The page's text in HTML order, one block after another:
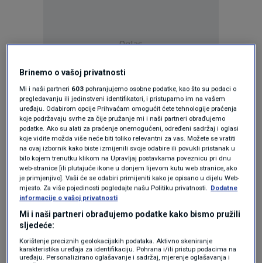
Oglas
Oglas
Brinemo o vašoj privatnosti
Mi i naši partneri 603 pohranjujemo osobne podatke, kao što su podaci o
pregledavanju ili jedinstveni identifikatori, i pristupamo im na vašem
uređaju. Odabirom opcije Prihvaćam omogućit ćete tehnologije praćenja
koje podržavaju svrhe za čije pružanje mi i naši partneri obrađujemo
podatke. Ako su alati za praćenje onemogućeni, određeni sadržaj i oglasi
koje vidite možda više neće biti toliko relevantni za vas. Možete se vratiti
na ovaj izbornik kako biste izmijenili svoje odabire ili povukli pristanak u
bilo kojem trenutku klikom na Upravljaj postavkama poveznicu pri dnu
web-stranice [ili plutajuće ikone u donjem lijevom kutu web stranice, ako
je primjenjivo]. Vaši će se odabiri primijeniti kako je opisano u dijelu Web-
mjesto. Za više pojedinosti pogledajte našu Politiku privatnosti. Dodatne
informacije o vašoj privatnosti
Mi i naši partneri obrađujemo podatke kako bismo pružili
sljedeće:
Korištenje preciznih geolokacijskih podataka. Aktivno skeniranje
karakteristika uređaja za identifikaciju. Pohrana i/ili pristup podacima na
uređaju. Personalizirano oglašavanje i sadržaj, mjerenje oglašavanja i